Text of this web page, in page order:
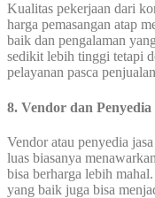
Kualitas pekerjaan dari
harga pemasangan atap
baik dan pengalaman
sedikit lebih tinggi tetapi
pelayanan pasca
8. Vendor dan Penyedia
Vendor atau penyedia
luas biasanya
bisa berharga lebih
yang baik juga bisa